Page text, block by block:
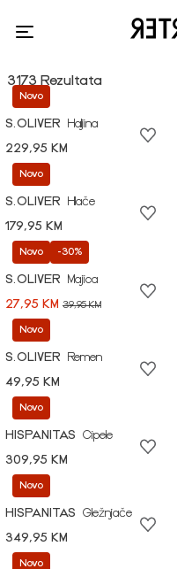
3173 Rezultata
Novo
S.OLIVER
Haljina
229,95 KM
Novo
S.OLIVER
Hlače
179,95 KM
Novo -30%
S.OLIVER
Majica
27,95 KM 39,95 KM
Novo
S.OLIVER
Remen
49,95 KM
Novo
HISPANITAS
Cipele
309,95 KM
Novo
HISPANITAS
Gležnjače
349,95 KM
Novo